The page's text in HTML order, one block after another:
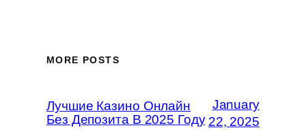
MORE POSTS
Лучшие Казино Онлайн
Без Депозита В 2025 Году
January
22, 2025